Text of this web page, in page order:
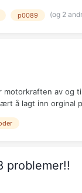
p0089 (og 2
motorkraften av
å lagt inn orginal
problemer!!